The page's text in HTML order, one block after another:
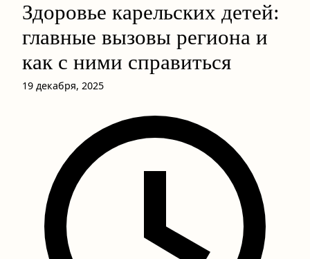
Здоровье карельских детей:
главные вызовы региона и
как с ними справиться
19 декабря, 2025